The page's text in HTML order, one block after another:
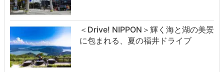
＜Drive! NIPPON＞輝く海と湖の美景
に包まれる、夏の福井ドライブ